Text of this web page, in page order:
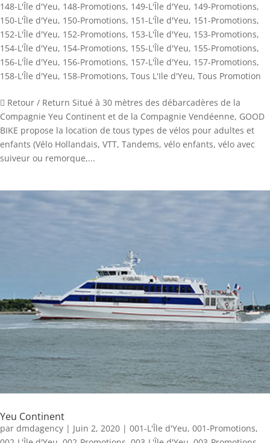
148-L'Île d'Yeu, 148-Promotions, 149-L'Île d'Yeu, 149-Promotions,
150-L'Île d'Yeu, 150-Promotions, 151-L'Île d'Yeu, 151-Promotions,
152-L'Île d'Yeu, 152-Promotions, 153-L'Île d'Yeu, 153-Promotions,
154-L'Île d'Yeu, 154-Promotions, 155-L'Île d'Yeu, 155-Promotions,
156-L'Île d'Yeu, 156-Promotions, 157-L'Île d'Yeu, 157-Promotions,
158-L'Île d'Yeu, 158-Promotions, Tous L'Ile d'Yeu, Tous Promotion
 Retour / Return Situé à 30 mètres des débarcadères de la
Compagnie Yeu Continent et de la Compagnie Vendéenne, GOOD
BIKE propose la location de tous types de vélos pour adultes et
enfants (Vélo Hollandais, VTT, Tandems, vélo enfants, vélo avec
suiveur ou remorque,...
Yeu Continent
par dmdagency | Juin 2, 2020 | 001-L'Île d'Yeu, 001-Promotions,